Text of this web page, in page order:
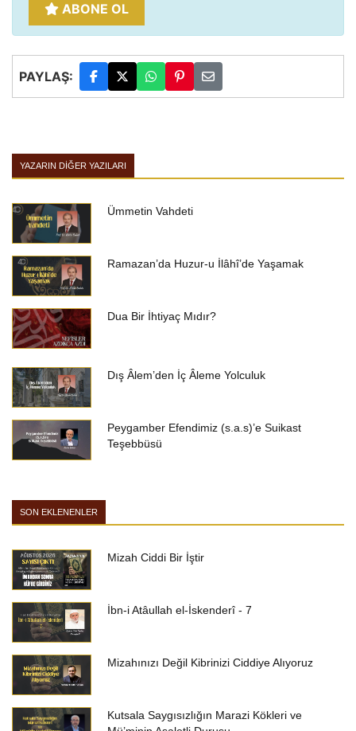
ABONE OL
PAYLAŞ:
YAZARIN DIĞER YAZILARI
Ümmetin Vahdeti
Ramazan’da Huzur-u İlâhî’de Yaşamak
Dua Bir İhtiyaç Mıdır?
Dış Âlem’den İç Âleme Yolculuk
Peygamber Efendimiz (s.a.s)’e Suikast
Teşebbüsü
SON EKLENENLER
Mizah Ciddi Bir İştir
İbn-i Atâullah el-İskenderî - 7
Mizahınızı Değil Kibrinizi Ciddiye Alıyoruz
Kutsala Saygısızlığın Marazi Kökleri ve